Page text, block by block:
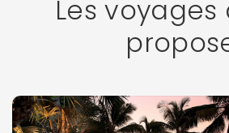
Les voyages